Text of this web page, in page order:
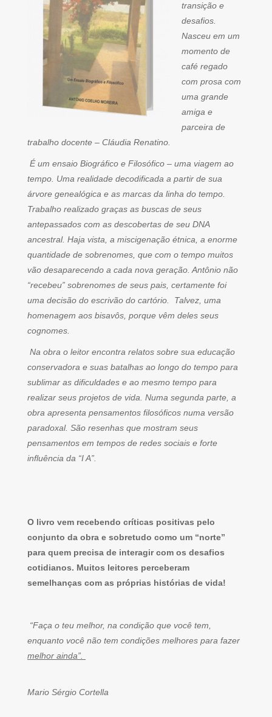
transição e
desafios.
Nasceu em um
momento de
café regado
com prosa com
uma grande
amiga e
parceira de
trabalho docente – Cláudia Renatino.
É um ensaio Biográfico e Filosófico – uma viagem ao
tempo. Uma realidade decodificada a partir de sua
árvore genealógica e as marcas da linha do tempo.
Trabalho realizado graças as buscas de seus
antepassados com as descobertas de seu DNA
ancestral. Haja vista, a miscigenação étnica, a enorme
quantidade de sobrenomes, que com o tempo muitos
vão desaparecendo a cada nova geração. Antônio não
“recebeu” sobrenomes de seus pais, certamente foi
uma decisão do escrivão do cartório. Talvez, uma
homenagem aos bisavôs, porque vêm deles seus
cognomes.
Na obra o leitor encontra relatos sobre sua educação
conservadora e suas batalhas ao longo do tempo para
sublimar as dificuldades e ao mesmo tempo para
realizar seus projetos de vida. Numa segunda parte, a
obra apresenta pensamentos filosóficos numa versão
paradoxal. São resenhas que mostram seus
pensamentos em tempos de redes sociais e forte
influência da “I A”.
O livro vem recebendo críticas positivas pelo
conjunto da obra e sobretudo como um “norte”
para quem precisa de interagir com os desafios
cotidianos. Muitos leitores perceberam
semelhanças com as próprias histórias de vida!
“Faça o teu melhor, na condição que você tem,
enquanto você não tem condições melhores para fazer
melhor ainda”.
Mario Sérgio Cortella